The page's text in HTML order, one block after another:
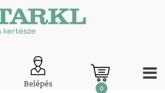
Belépés 0